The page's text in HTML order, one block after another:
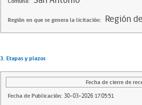
Región en que se genera la licitación: Región
3. Etapas y plazos
Fecha de cierre de
Fecha de Publicación: 30-03-2026 17:05:51